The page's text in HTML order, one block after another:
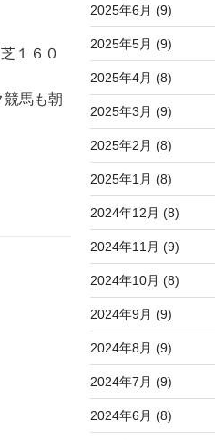
１６０
競馬も朝
2025年6月 (9)
2025年5月 (9)
2025年4月 (8)
2025年3月 (9)
2025年2月 (8)
2025年1月 (8)
2024年12月 (8)
2024年11月 (9)
2024年10月 (8)
2024年9月 (9)
2024年8月 (9)
2024年7月 (9)
2024年6月 (8)